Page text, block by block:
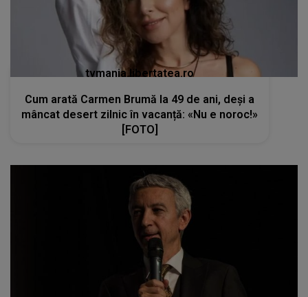
tvmania.libertatea.ro
Cum arată Carmen Brumă la 49 de ani, deși a
mâncat desert zilnic în vacanță: «Nu e noroc!»
[FOTO]